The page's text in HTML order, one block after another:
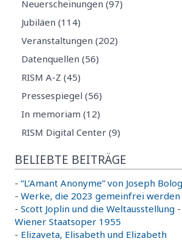
Neuerscheinungen (97)
Jubiläen (114)
Veranstaltungen (202)
Datenquellen (56)
RISM A-Z (45)
Pressespiegel (56)
In memoriam (12)
RISM Digital Center (9)
BELIEBTE BEITRÄGE
- “L’Amant Anonyme” von Joseph
- Werke, die 2023 gemeinfrei werden
- Scott Joplin und die Weltausstellung -
Wiener Staatsoper 1955
- Elizaveta, Elisabeth und Elizabeth